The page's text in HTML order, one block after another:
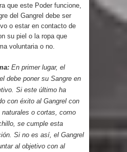
que este Poder funcione,
del Gangrel debe ser
o estar en contacto de
su piel o la ropa que
voluntaria o no.
En primer lugar, el
debe poner su Sangre en
Si este último ha
con éxito al Gangrel con
naturales o cortas, como
se cumple esta
Si no es así, el Gangrel
al objetivo con al